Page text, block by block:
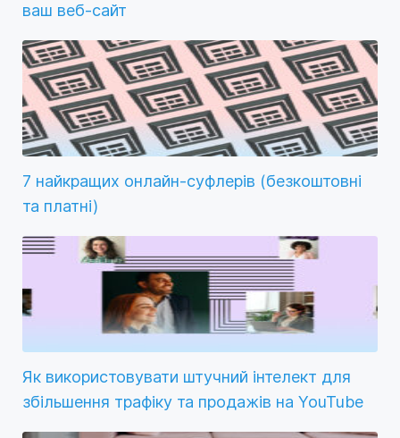
ваш веб-сайт
7 найкращих онлайн-суфлерів (безкоштовні
та платні)
Як використовувати штучний інтелект для
збільшення трафіку та продажів на YouTube